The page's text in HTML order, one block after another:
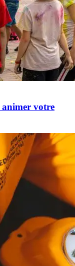
animer votre